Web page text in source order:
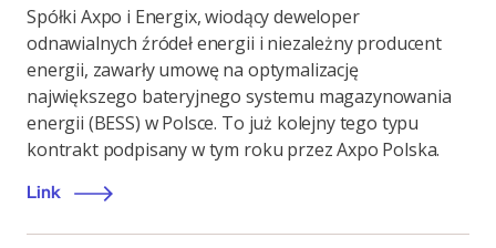
Spółki Axpo i Energix, wiodący deweloper
odnawialnych źródeł energii i niezależny producent
energii, zawarły umowę na optymalizację
największego bateryjnego systemu magazynowania
energii (BESS) w Polsce. To już kolejny tego typu
kontrakt podpisany w tym roku przez Axpo Polska.
Link